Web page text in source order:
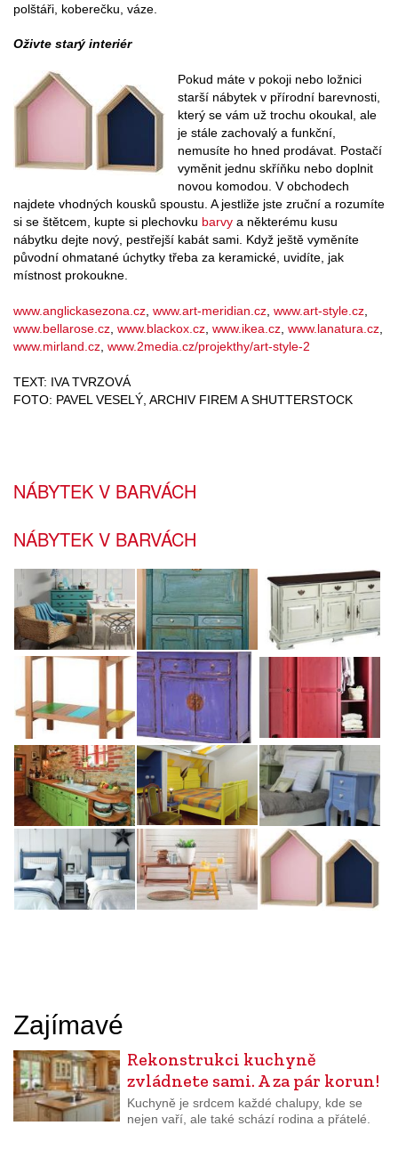
polštáři, koberečku, váze.
Oživte starý interiér
Pokud máte v pokoji nebo ložnici
starší nábytek v přírodní barevnosti,
který se vám už trochu okoukal, ale
je stále zachovalý a funkční,
nemusíte ho hned prodávat. Postačí
vyměnit jednu skříňku nebo doplnit
novou komodou. V obchodech
najdete vhodných kousků spoustu. A jestliže jste zruční a rozumíte
si se štětcem, kupte si plechovku barvy a některému kusu
nábytku dejte nový, pestřejší kabát sami. Když ještě vyměníte
původní ohmatané úchytky třeba za keramické, uvidíte, jak
místnost prokoukne.
www.anglickasezona.cz, www.art-meridian.cz, www.art-style.cz,
www.bellarose.cz, www.blackox.cz, www.ikea.cz, www.lanatura.cz,
www.mirland.cz, www.2media.cz/projekthy/art-style-2
TEXT: IVA TVRZOVÁ
FOTO: PAVEL VESELÝ, ARCHIV FIREM A SHUTTERSTOCK
NÁBYTEK V BARVÁCH
NÁBYTEK V BARVÁCH
Zajímavé
Rekonstrukci kuchyně
zvládnete sami. A za pár korun!
Kuchyně je srdcem každé chalupy, kde se
nejen vaří, ale také schází rodina a přátelé.